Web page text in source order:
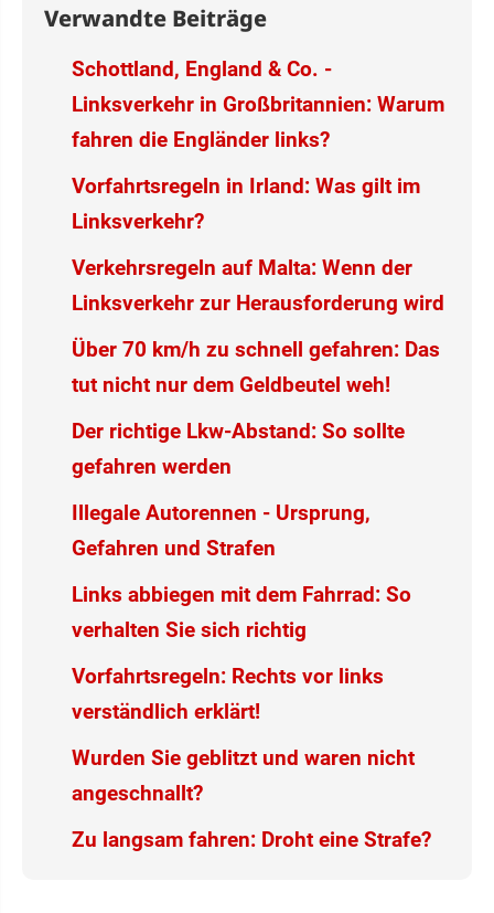
Verwandte Beiträge
Schottland, England & Co. -
Linksverkehr in Großbritannien: Warum
fahren die Engländer links?
Vorfahrtsregeln in Irland: Was gilt im
Linksverkehr?
Verkehrsregeln auf Malta: Wenn der
Linksverkehr zur Herausforderung wird
Über 70 km/h zu schnell gefahren: Das
tut nicht nur dem Geldbeutel weh!
Der richtige Lkw-Abstand: So sollte
gefahren werden
Illegale Autorennen - Ursprung,
Gefahren und Strafen
Links abbiegen mit dem Fahrrad: So
verhalten Sie sich richtig
Vorfahrtsregeln: Rechts vor links
verständlich erklärt!
Wurden Sie geblitzt und waren nicht
angeschnallt?
Zu langsam fahren: Droht eine Strafe?